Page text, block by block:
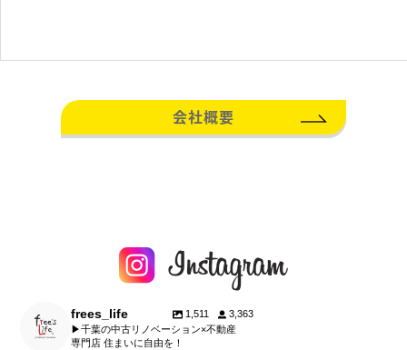
会社概要
frees_life 1,511
3,363
▶︎千葉の中古リノベーション×不動産
専門店 住まいに自由を！